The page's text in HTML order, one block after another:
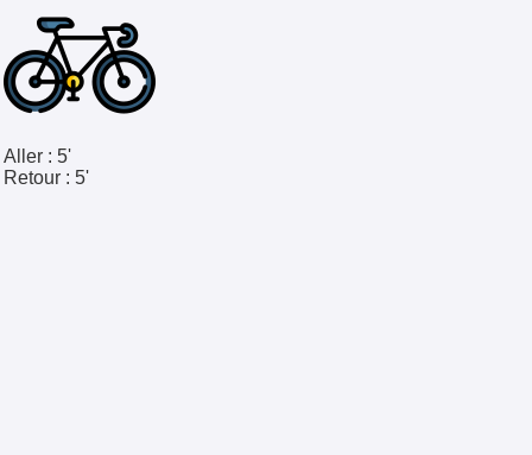
Aller : 5'
Retour : 5'